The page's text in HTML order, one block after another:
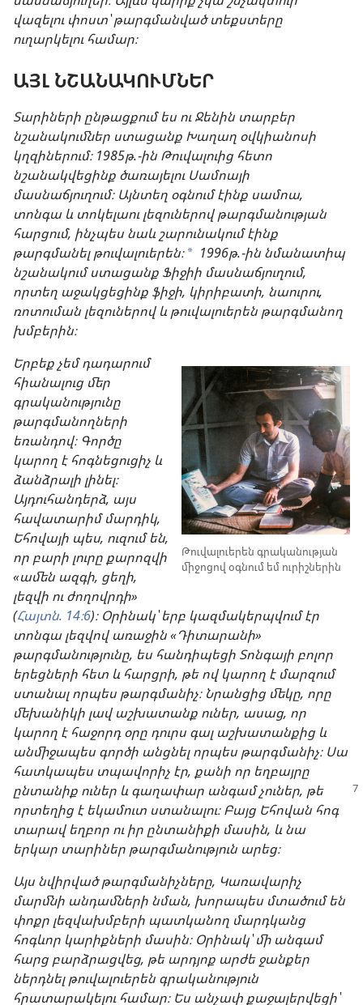
վազելու փոստ՝ թարգմանված տեքստերը
ուղարկելու համար։
ԱՅԼ ՆՇԱՆԱԿՈՒՄՆԵՐ
Տարիների ընթացքում ես ու Ջենին տարբեր
նշանակումներ ստացանք Խաղաղ օվկիանոսի
կղզիներում։ 1985թ.-ին Թուվալուից հետո
նշանակվեցինք ծառայելու Սամոայի
մասնաճյուղում։ Այնտեղ օգնում էինք սամոա,
տոնգա և տոկելաու լեզուներով թարգմանության
հարցում, ինչպես նաև շարունակում էինք
թարգմանել թուվալուերեն։ * 1996թ.-ին նմանատիպ
նշանակում ստացանք Ֆիջիի մասնաճյուղում,
որտեղ աջակցեցինք ֆիջի, կիրիբատի, նաուրու,
ռոտուման լեզուներով և թուվալուերեն թարգմանող
խմբերին։
Թուվալուերեն գրականության
միջոցով օգնում եմ ուրիշներին
Երբեք չեմ դադարում
հիանալուց մեր
գրականությունը
թարգմանողների
եռանդով։ Գործը
կարող է հոգնեցուցիչ և
ձանձրալի լինել։
Այդուհանդերձ, այս
հավատարիմ մարդիկ,
Եհովայի պես, ուզում են,
որ բարի լուրը քարոզվի
«ամեն ազգի, ցեղի,
լեզվի ու ժողովրդի»
(Հայտն. 14։6)։ Օրինակ՝ երբ կազմակերպվում էր
տոնգա լեզվով առաջին «Դիտարանի»
թարգմանությունը, ես հանդիպեցի Տոնգայի բոլոր
երեցների հետ և հարցրի, թե ով կարող է մարզում
ստանալ որպես թարգմանիչ։ Նրանցից մեկը, որը
մեխանիկի լավ աշխատանք ուներ, ասաց, որ
կարող է հաջորդ օրը դուրս գալ աշխատանքից և
անմիջապես գործի անցնել որպես թարգմանիչ։ Սա
հատկապես տպավորիչ էր, քանի որ եղբայրը
ընտանիք ուներ և գաղափար անգամ չուներ, թե
որտեղից է եկամուտ ստանալու։ Բայց Եհովան հոգ
տարավ եղբոր ու իր ընտանիքի մասին, և նա
երկար տարիներ թարգմանություն արեց։
Այս նվիրված թարգմանիչները, Կառավարիչ
մարմնի անդամների նման, խորապես մտածում են
փոքր լեզվախմբերի պատկանող մարդկանց
հոգևոր կարիքների մասին։ Օրինակ՝ մի անգամ
հարց բարձրացվեց, թե արդյոք արժե ջանքեր
ներդնել թուվալուերեն գրականություն
հրատարակելու համար։ Ես անչափ քաջալերվեցի՝